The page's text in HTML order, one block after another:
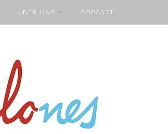
ÜBER UNS PODCAST